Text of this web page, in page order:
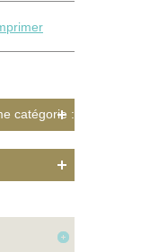
catégorie :